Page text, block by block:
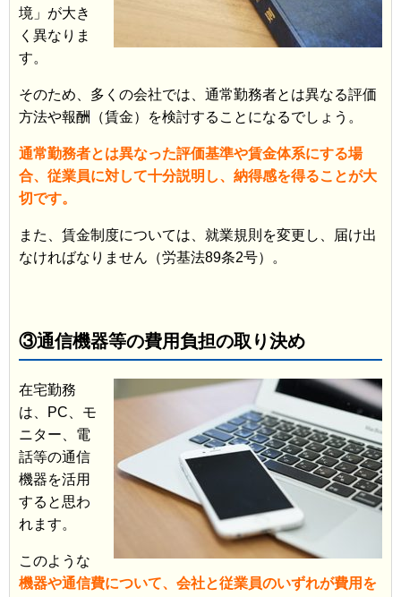
境」が大き
く異なりま
す。
そのため、多くの会社では、通常勤務者とは異なる評価
方法や報酬（賃金）を検討することになるでしょう。
通常勤務者とは異なった評価基準や賃金体系にする場
合、従業員に対して十分説明し、納得感を得ることが大
切です。
また、賃金制度については、就業規則を変更し、届け出
なければなりません（労基法89条2号）。
③通信機器等の費用負担の取り決め
在宅勤務
は、PC、モ
ニター、電
話等の通信
機器を活用
すると思わ
れます。
このような
機器や通信費について、会社と従業員のいずれが費用を